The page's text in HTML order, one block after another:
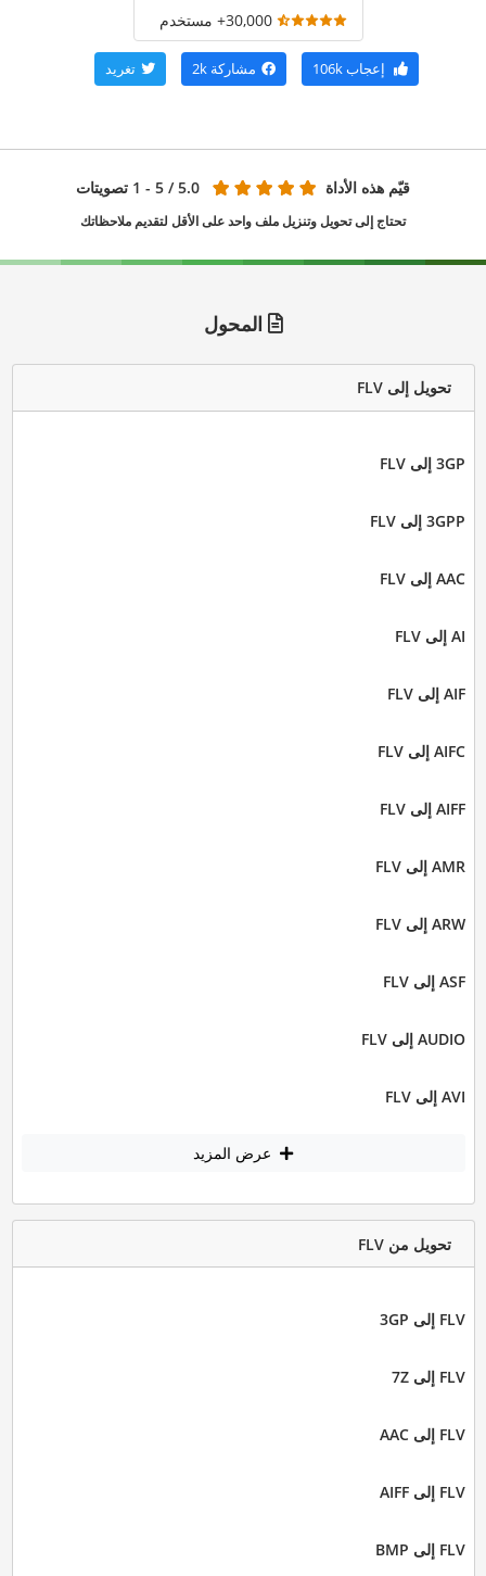
30,000+ مستخدم
إعجاب106k مشاركة 2k تغريد
قيّم هذه الأداة 5.0 / 5 - 1 تصويتات
تحتاج إلى تحويل وتنزيل ملف واحد على الأقل لتقديم ملاحظاتك
المحول
تحويل إلى FLV
3GP إلى FLV
3GPP إلى FLV
AAC إلى FLV
AI إلى FLV
AIF إلى FLV
AIFC إلى FLV
AIFF إلى FLV
AMR إلى FLV
ARW إلى FLV
ASF إلى FLV
AUDIO إلى FLV
AVI إلى FLV
عرض المزيد
تحويل من FLV
FLV إلى 3GP
FLV إلى 7Z
FLV إلى AAC
FLV إلى AIFF
FLV إلى BMP